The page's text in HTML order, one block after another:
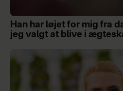
Han har løjet for mig fra
jeg valgt at blive i